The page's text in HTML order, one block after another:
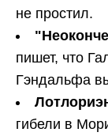
не простил.
пишет, что
Гэндальфа
гибели в